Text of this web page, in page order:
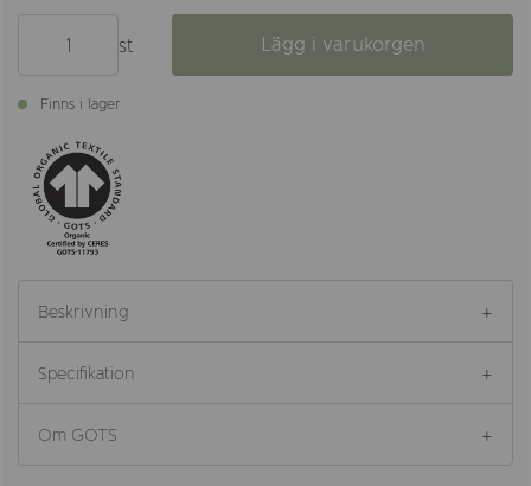
st Lägg i varukorgen
Finns i lager
Beskrivning
Specifikation
Om GOTS